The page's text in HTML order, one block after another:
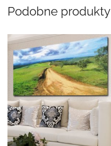
Podobne produkty